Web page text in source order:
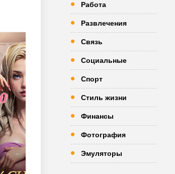
Работа
Развлечения
Связь
Социальные
Спорт
Стиль жизни
Финансы
Фотография
Эмуляторы